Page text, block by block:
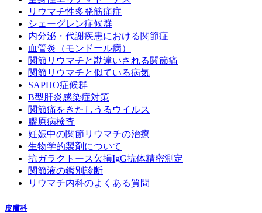
リウマチ性多発筋痛症
シェーグレン症候群
内分泌・代謝疾患における関節症
血管炎（モンドール病）
関節リウマチと勘違いされる関節痛
関節リウマチと似ている病気
SAPHO症候群
B型肝炎感染症対策
関節痛をきたしうるウイルス
膠原病検査
妊娠中の関節リウマチの治療
生物学的製剤について
抗ガラクトース欠損IgG抗体精密測定
関節液の鑑別診断
リウマチ内科のよくある質問
皮膚科